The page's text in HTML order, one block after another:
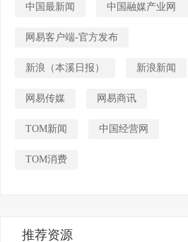
中国最新闻 中国融媒产业网
网易客户端-官方发布
新浪（本溪日报） 新浪新闻
网易传媒 网易商讯
TOM新闻 中国经营网
TOM消费
推荐资源